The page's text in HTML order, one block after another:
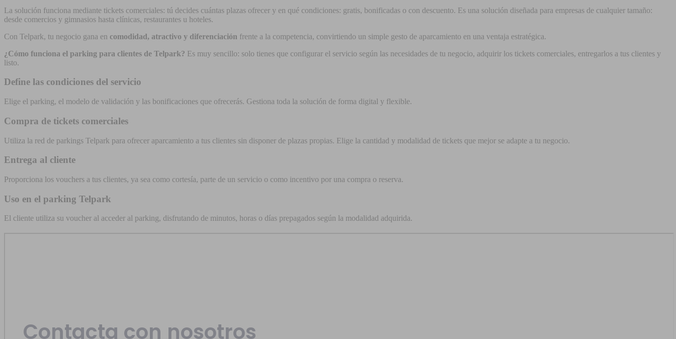
La solución funciona mediante tickets comerciales: tú decides cuántas plazas ofrecer y en qué condiciones: gratis, bonificadas o con descuento. Es una solución diseñada para empresas de cualquier tamaño:
desde comercios y gimnasios hasta clínicas, restaurantes u hoteles.
Con Telpark, tu negocio gana en comodidad, atractivo y diferenciación frente a la competencia, convirtiendo un simple gesto de aparcamiento en una ventaja estratégica.
¿Cómo funciona el parking para clientes de Telpark? Es muy sencillo: solo tienes que configurar el servicio según las necesidades de tu negocio, adquirir los tickets comerciales, entregarlos a tus clientes y
listo.
Define las condiciones del servicio
Elige el parking, el modelo de validación y las bonificaciones que ofrecerás. Gestiona toda la solución de forma digital y flexible.
Compra de tickets comerciales
Utiliza la red de parkings Telpark para ofrecer aparcamiento a tus clientes sin disponer de plazas propias. Elige la cantidad y modalidad de tickets que mejor se adapte a tu negocio.
Entrega al cliente
Proporciona los vouchers a tus clientes, ya sea como cortesía, parte de un servicio o como incentivo por una compra o reserva.
Uso en el parking Telpark
El cliente utiliza su voucher al acceder al parking, disfrutando de minutos, horas o días prepagados según la modalidad adquirida.